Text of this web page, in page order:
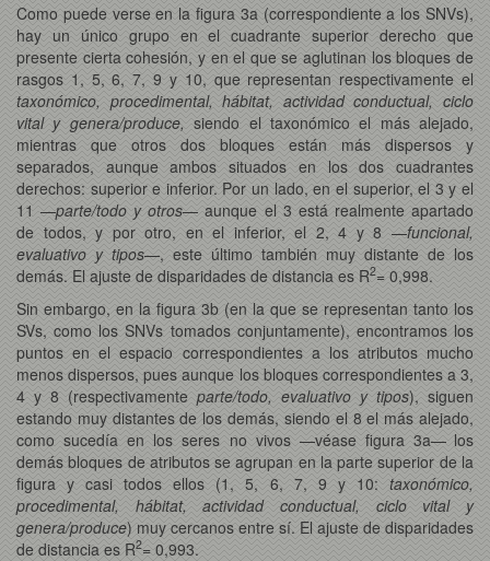
Como puede verse en la figura 3a (correspondiente a los SNVs),
hay un único grupo en el cuadrante superior derecho que
presente cierta cohesión, y en el que se aglutinan los bloques de
rasgos 1, 5, 6, 7, 9 y 10, que representan respectivamente el
taxonómico, procedimental, hábitat, actividad conductual, ciclo
vital y genera/produce, siendo el taxonómico el más alejado,
mientras que otros dos bloques están más dispersos y
separados, aunque ambos situados en los dos cuadrantes
derechos: superior e inferior. Por un lado, en el superior, el 3 y el
11 —parte/todo y otros— aunque el 3 está realmente apartado
de todos, y por otro, en el inferior, el 2, 4 y 8 —funcional,
evaluativo y tipos—, este último también muy distante de los
demás. El ajuste de disparidades de distancia es R2= 0,998.
Sin embargo, en la figura 3b (en la que se representan tanto los
SVs, como los SNVs tomados conjuntamente), encontramos los
puntos en el espacio correspondientes a los atributos mucho
menos dispersos, pues aunque los bloques correspondientes a 3,
4 y 8 (respectivamente parte/todo, evaluativo y tipos), siguen
estando muy distantes de los demás, siendo el 8 el más alejado,
como sucedía en los seres no vivos —véase figura 3a— los
demás bloques de atributos se agrupan en la parte superior de la
figura y casi todos ellos (1, 5, 6, 7, 9 y 10: taxonómico,
procedimental, hábitat, actividad conductual, ciclo vital y
genera/produce) muy cercanos entre sí. El ajuste de disparidades
de distancia es R2= 0,993.